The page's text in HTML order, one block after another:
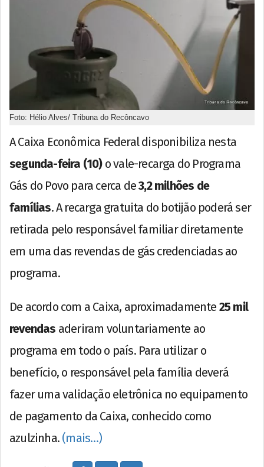
Foto: Hélio Alves/ Tribuna do Recôncavo
A Caixa Econômica Federal disponibiliza nesta
segunda-feira (10)o vale-recarga do Programa
Gás do Povo para cerca de3,2 milhões de
famílias. A recarga gratuita do botijão poderá ser
retirada pelo responsável familiar diretamente
em uma das revendas de gás credenciadas ao
programa.
De acordo com a Caixa, aproximadamente 25 mil
revendas aderiram voluntariamente ao
programa em todo o país. Para utilizar o
benefício, o responsável pela família deverá
fazer uma validação eletrônica no equipamento
de pagamento da Caixa, conhecido como
azulzinha. (mais…)